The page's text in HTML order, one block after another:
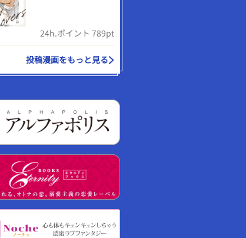
24h.ポイント 789pt
投稿漫画をもっと見る